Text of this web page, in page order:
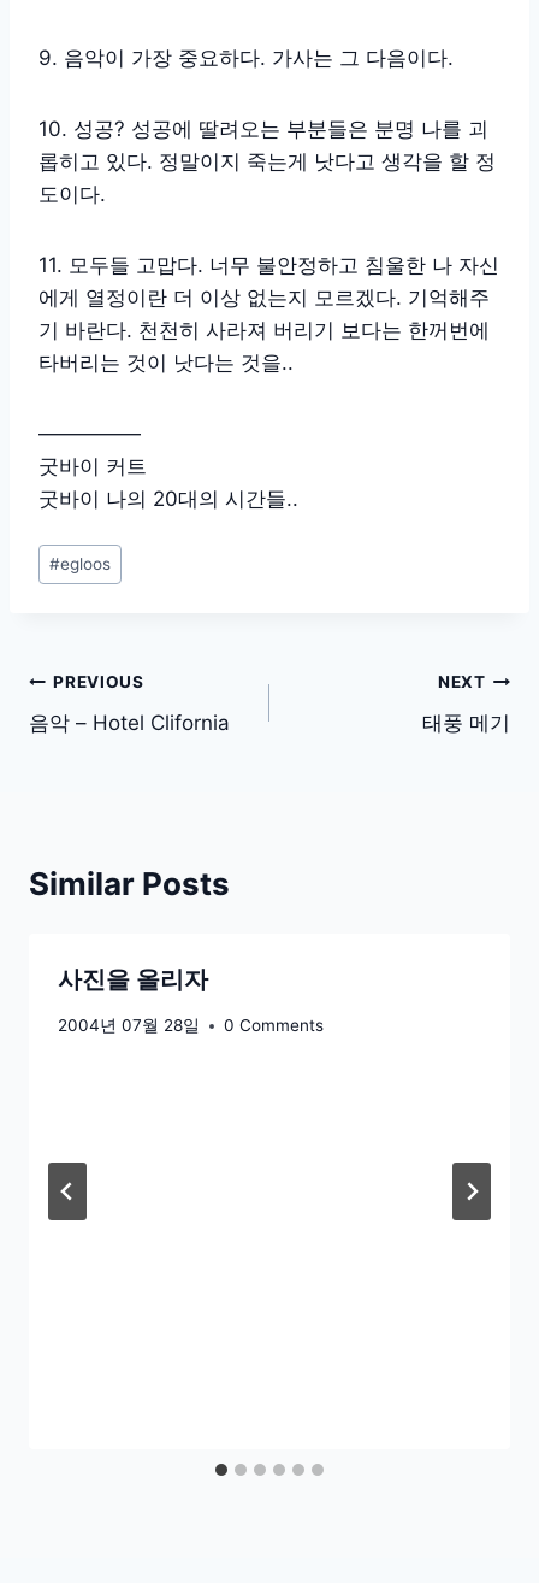
9. 음악이 가장 중요하다. 가사는 그 다음이다.
10. 성공? 성공에 딸려오는 부분들은 분명 나를 괴
롭히고 있다. 정말이지 죽는게 낫다고 생각을 할 정
도이다.
11. 모두들 고맙다. 너무 불안정하고 침울한 나 자신
에게 열정이란 더 이상 없는지 모르겠다. 기억해주
기 바란다. 천천히 사라져 버리기 보다는 한꺼번에
타버리는 것이 낫다는 것을..
—————
굿바이 커트
굿바이 나의 20대의 시간들..
Post
Tags:
#egloos
글
탐
PREVIOUS
음악 – Hotel Clifornia
NEXT
태풍 메기
Similar Posts
사진을 올리자
2004년 07월 28일 0 Comments